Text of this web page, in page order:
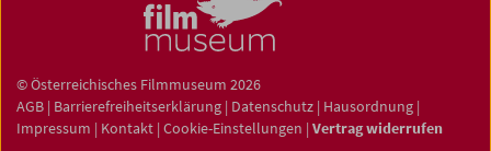
© Österreichisches Filmmuseum 2026
AGB | Barrierefreiheitserklärung | Datenschutz | Hausordnung |
Impressum | Kontakt | Cookie-Einstellungen | Vertrag widerrufen